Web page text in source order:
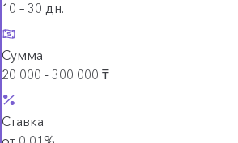
10 – 30 дн.
Сумма
20 000 - 300 000 ₸
Ставка